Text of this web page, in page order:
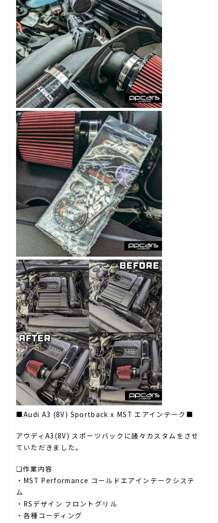
■Audi A3 (8V) Sportback x MST エアインテーク■
アウディA3(8V) スポーツバックに諸々カスタムをさせ
ていただきました。
❏作業内容
・MST Performance コールドエアインテークシステ
ム
・RSデザイン フロントグリル
・各種コーディング